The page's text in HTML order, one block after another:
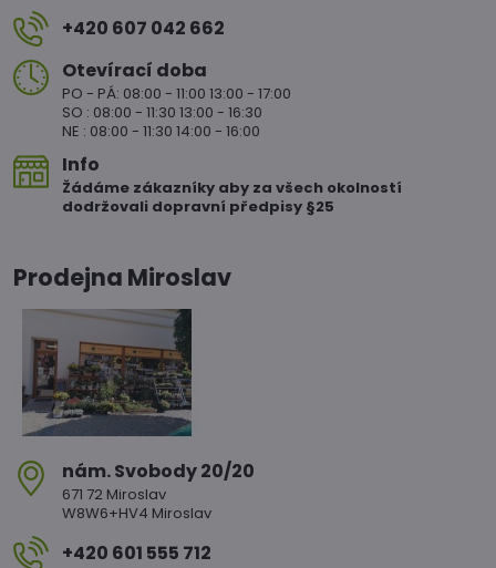
+420 607 042 662
Otevírací doba
PO - PÁ: 08:00 - 11:00 13:00 - 17:00
SO : 08:00 - 11:30 13:00 - 16:30
NE : 08:00 - 11:30 14:00 - 16:00
Info
Žádáme zákazníky aby za všech okolností
dodržovali dopravní předpisy §25
Prodejna Miroslav
nám​. Svobody 20/20
671 72 Miroslav
W8W6+HV4 Miroslav
+420 601 555 712